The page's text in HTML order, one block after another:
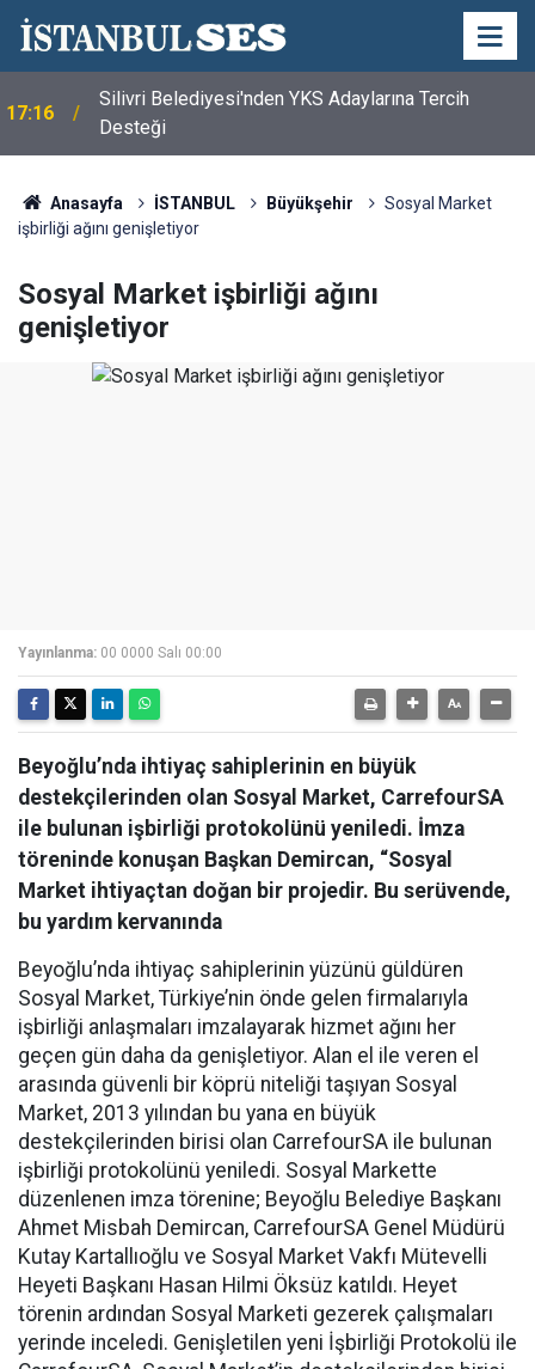
17:16
Silivri Belediyesi'nden YKS Adaylarına Tercih
Desteği
Anasayfa İSTANBUL Büyükşehir
Sosyal Market
işbirliği ağını genişletiyor
Sosyal Market işbirliği ağını
genişletiyor
Yayınlanma: 00 0000 Salı 00:00
Beyoğlu’nda ihtiyaç sahiplerinin en büyük
destekçilerinden olan Sosyal Market, CarrefourSA
ile bulunan işbirliği protokolünü yeniledi. İmza
töreninde konuşan Başkan Demircan, “Sosyal
Market ihtiyaçtan doğan bir projedir. Bu serüvende,
bu yardım kervanında
Beyoğlu’nda ihtiyaç sahiplerinin yüzünü güldüren
Sosyal Market, Türkiye’nin önde gelen firmalarıyla
işbirliği anlaşmaları imzalayarak hizmet ağını her
geçen gün daha da genişletiyor. Alan el ile veren el
arasında güvenli bir köprü niteliği taşıyan Sosyal
Market, 2013 yılından bu yana en büyük
destekçilerinden birisi olan CarrefourSA ile bulunan
işbirliği protokolünü yeniledi. Sosyal Markette
düzenlenen imza törenine; Beyoğlu Belediye Başkanı
Ahmet Misbah Demircan, CarrefourSA Genel Müdürü
Kutay Kartallıoğlu ve Sosyal Market Vakfı Mütevelli
Heyeti Başkanı Hasan Hilmi Öksüz katıldı. Heyet
törenin ardından Sosyal Marketi gezerek çalışmaları
yerinde inceledi. Genişletilen yeni İşbirliği Protokolü ile